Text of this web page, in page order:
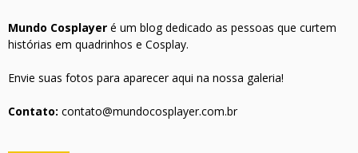
Mundo Cosplayer é um blog dedicado as pessoas que curtem
histórias em quadrinhos e Cosplay.
Envie suas fotos para aparecer aqui na nossa galeria!
Contato: contato@mundocosplayer.com.br